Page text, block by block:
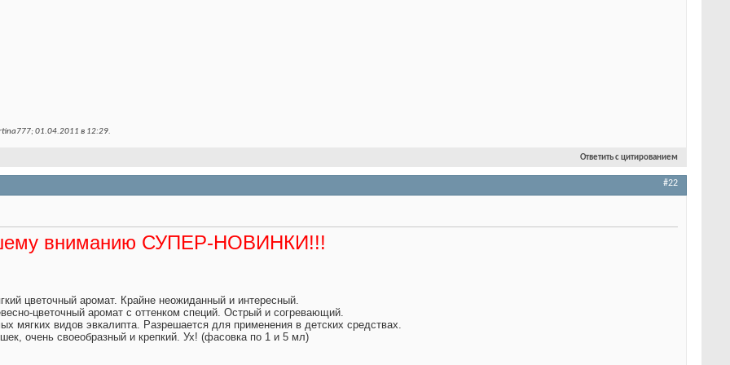
01.04.2011 в 12:29.
Ответить с цитированием
#22
вниманию СУПЕР-НОВИНКИ!!!
цветочный аромат. Крайне неожиданный и интересный.
цветочный аромат с оттенком специй. Острый и согревающий.
мягких видов эвкалипта. Разрешается для применения в детских средствах.
очень своеобразный и крепкий. Ух! (фасовка по 1 и 5 мл)